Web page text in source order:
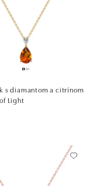
s diamantom a citrínom
Light